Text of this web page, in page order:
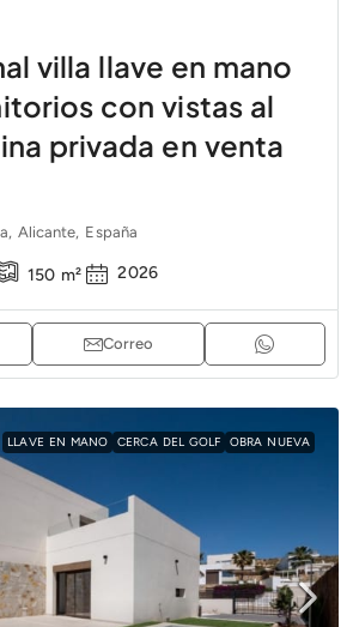
villa llave en mano
con vistas al
privada en venta
Alicante, España
150 m² 2026
Correo
LLAVE EN MANO CERCA DEL GOLF OBRA NUEVA